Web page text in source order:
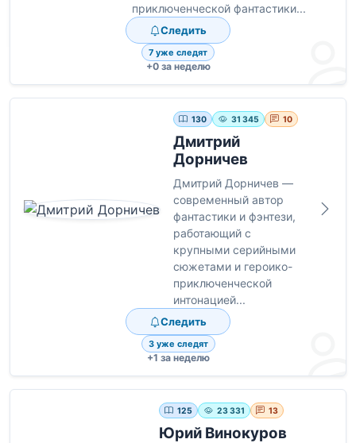
приключенческой фантастики...
Следить
7 уже следят
+0 за неделю
130 31 345 10
Дмитрий
Дорничев
Дмитрий Дорничев —
современный автор
фантастики и фэнтези,
работающий с
крупными серийными
сюжетами и героико-
приключенческой
интонацией...
Следить
3 уже следят
+1 за неделю
125 23 331 13
Юрий Винокуров